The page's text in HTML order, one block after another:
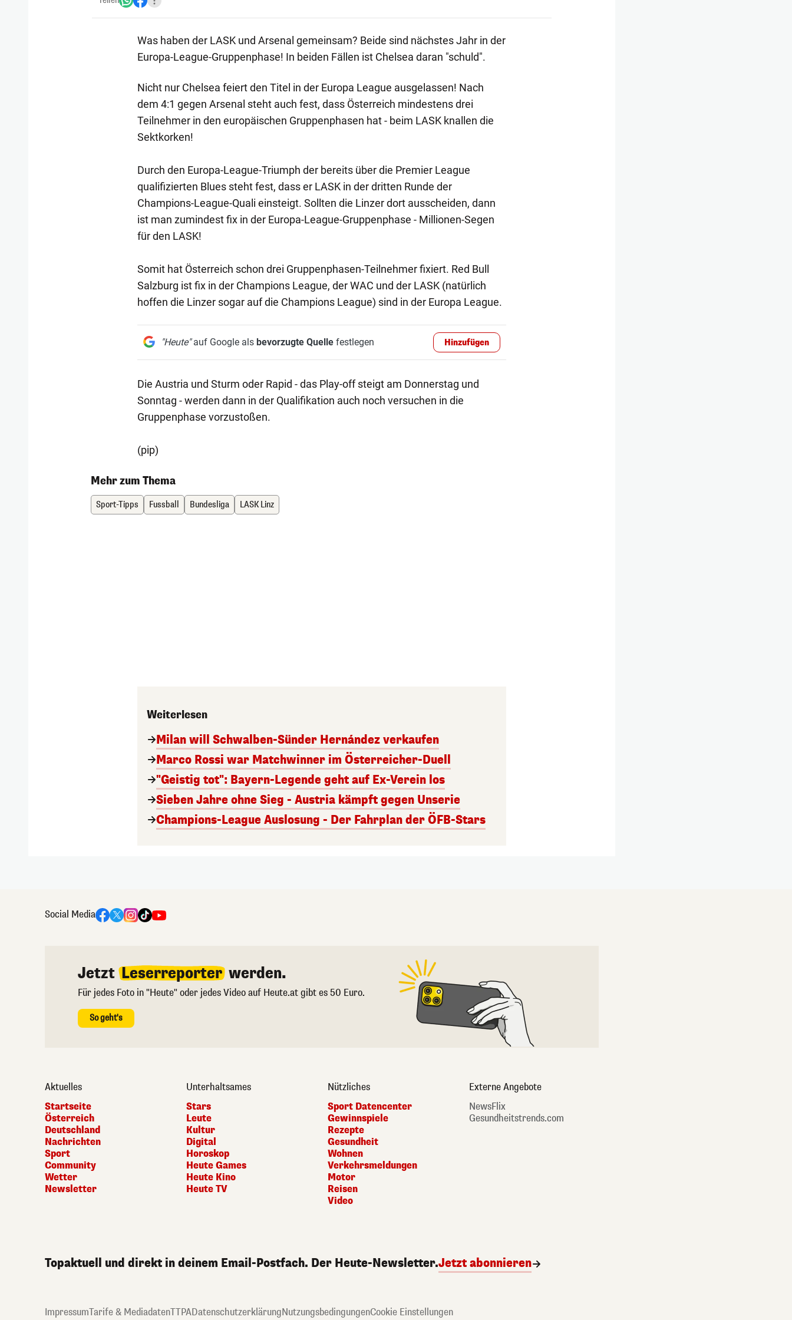
Was haben der LASK und Arsenal gemeinsam? Beide sind nächstes Jahr in der
Europa-League-Gruppenphase! In beiden Fällen ist Chelsea daran "schuld".
Nicht nur Chelsea feiert den Titel in der Europa League ausgelassen! Nach
dem 4:1 gegen Arsenal steht auch fest, dass Österreich mindestens drei
Teilnehmer in den europäischen Gruppenphasen hat - beim LASK knallen die
Sektkorken!
Durch den Europa-League-Triumph der bereits über die Premier League
qualifizierten Blues steht fest, dass er LASK in der dritten Runde der
Champions-League-Quali einsteigt. Sollten die Linzer dort ausscheiden, dann
ist man zumindest fix in der Europa-League-Gruppenphase - Millionen-Segen
für den LASK!
Somit hat Österreich schon drei Gruppenphasen-Teilnehmer fixiert. Red Bull
Salzburg ist fix in der Champions League, der WAC und der LASK (natürlich
hoffen die Linzer sogar auf die Champions League) sind in der Europa League.
"Heute"auf Google als bevorzugte Quellefestlegen Hinzufügen
Die Austria und Sturm oder Rapid - das Play-off steigt am Donnerstag und
Sonntag - werden dann in der Qualifikation auch noch versuchen in die
Gruppenphase vorzustoßen.
(pip)
Mehr zum Thema
Sport-Tipps Fussball Bundesliga LASK Linz
Weiterlesen
Milan will Schwalben-Sünder Hernández verkaufen
Marco Rossi war Matchwinner im Österreicher-Duell
"Geistig tot": Bayern-Legende geht auf Ex-Verein los
Sieben Jahre ohne Sieg - Austria kämpft gegen Unserie
Champions-League Auslosung - Der Fahrplan der ÖFB-Stars
Social Media
Jetzt Leserreporter werden.
Für jedes Foto in "Heute" oder jedes Video auf Heute.at gibt es 50 Euro.
So geht's
Aktuelles
Startseite
Österreich
Deutschland
Nachrichten
Sport
Community
Wetter
Newsletter
Unterhaltsames
Stars
Leute
Kultur
Digital
Horoskop
Heute Games
Heute Kino
Heute TV
Nützliches
Sport Datencenter
Gewinnspiele
Rezepte
Gesundheit
Wohnen
Verkehrsmeldungen
Motor
Reisen
Video
Externe Angebote
NewsFlix
Gesundheitstrends.com
Topaktuell und direkt in deinem Email-Postfach. Der Heute-Newsletter.Jetzt abonnieren
ImpressumTarife & MediadatenTTPADatenschutzerklärungNutzungsbedingungenCookie Einstellungen